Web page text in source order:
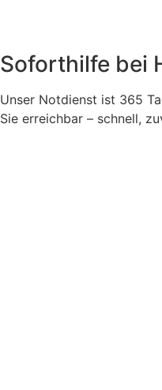
Soforthilfe bei
Unser Notdienst ist 365
Sie erreichbar – schnell,